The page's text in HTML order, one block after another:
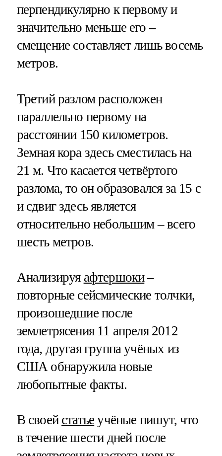
перпендикулярно к первому и
значительно меньше его –
смещение составляет лишь восемь
метров.
Третий разлом расположен
параллельно первому на
расстоянии 150 километров.
Земная кора здесь сместилась на
21 м. Что касается четвёртого
разлома, то он образовался за 15 с
и сдвиг здесь является
относительно небольшим – всего
шесть метров.
Анализируя афтершоки–
повторные сейсмические толчки,
произошедшие после
землетрясения 11 апреля 2012
года, другая группа учёных из
США обнаружила новые
любопытные факты.
В своей статье учёные пишут, что
в течение шести дней после